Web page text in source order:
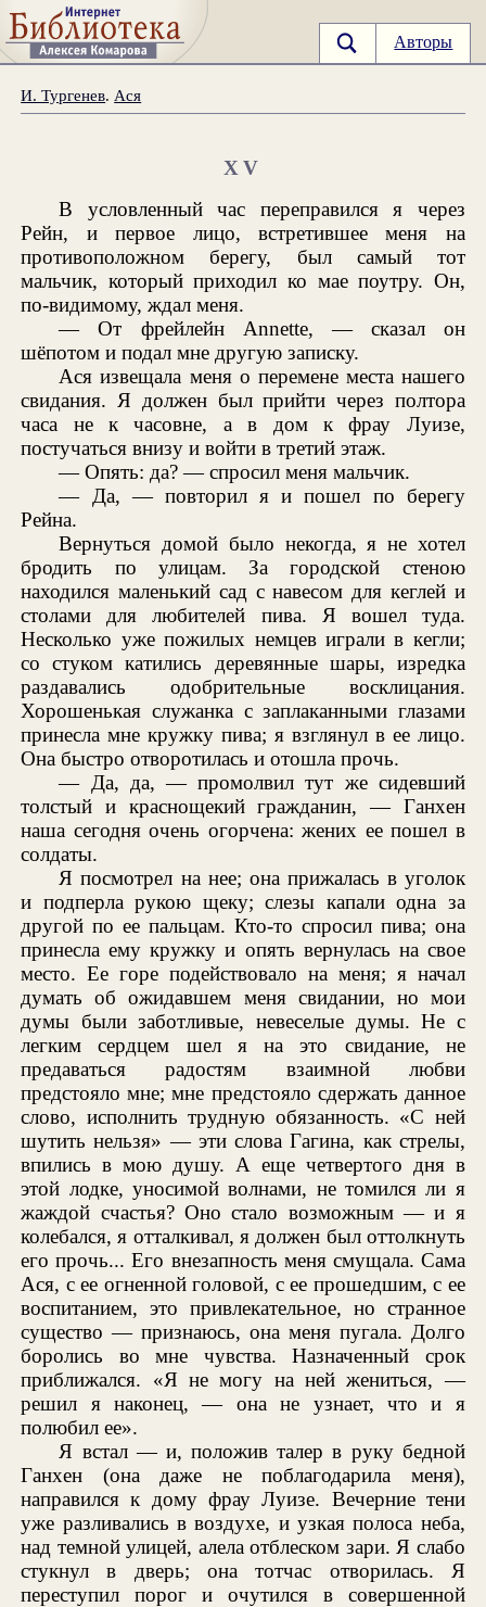
Авторы
И. Тургенев. Ася
XV
В условленный час переправился я через
Рейн, и первое лицо, встретившее меня на
противоположном берегу, был самый тот
мальчик, который приходил ко мае поутру. Он,
по-видимому, ждал меня.
— От фрейлейн Annette, — сказал он
шёпотом и подал мне другую записку.
Ася извещала меня о перемене места нашего
свидания. Я должен был прийти через полтора
часа не к часовне, а в дом к фрау Луизе,
постучаться внизу и войти в третий этаж.
— Опять: да? — спросил меня мальчик.
— Да, — повторил я и пошел по берегу
Рейна.
Вернуться домой было некогда, я не хотел
бродить по улицам. За городской стеною
находился маленький сад с навесом для кеглей и
столами для любителей пива. Я вошел туда.
Несколько уже пожилых немцев играли в кегли;
со стуком катились деревянные шары, изредка
раздавались одобрительные восклицания.
Хорошенькая служанка с заплаканными глазами
принесла мне кружку пива; я взглянул в ее лицо.
Она быстро отворотилась и отошла прочь.
— Да, да, — промолвил тут же сидевший
толстый и краснощекий гражданин, — Ганхен
наша сегодня очень огорчена: жених ее пошел в
солдаты.
Я посмотрел на нее; она прижалась в уголок
и подперла рукою щеку; слезы капали одна за
другой по ее пальцам. Кто-то спросил пива; она
принесла ему кружку и опять вернулась на свое
место. Ее горе подействовало на меня; я начал
думать об ожидавшем меня свидании, но мои
думы были заботливые, невеселые думы. Не с
легким сердцем шел я на это свидание, не
предаваться радостям взаимной любви
предстояло мне; мне предстояло сдержать данное
слово, исполнить трудную обязанность. «С ней
шутить нельзя» — эти слова Гагина, как стрелы,
впились в мою душу. А еще четвертого дня в
этой лодке, уносимой волнами, не томился ли я
жаждой счастья? Оно стало возможным — и я
колебался, я отталкивал, я должен был оттолкнуть
его прочь... Его внезапность меня смущала. Сама
Ася, с ее огненной головой, с ее прошедшим, с ее
воспитанием, это привлекательное, но странное
существо — признаюсь, она меня пугала. Долго
боролись во мне чувства. Назначенный срок
приближался. «Я не могу на ней жениться, —
решил я наконец, — она не узнает, что и я
полюбил ее».
Я встал — и, положив талер в руку бедной
Ганхен (она даже не поблагодарила меня),
направился к дому фрау Луизе. Вечерние тени
уже разливались в воздухе, и узкая полоса неба,
над темной улицей, алела отблеском зари. Я слабо
стукнул в дверь; она тотчас отворилась. Я
переступил порог и очутился в совершенной